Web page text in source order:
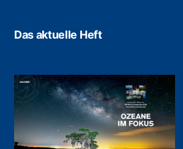
Das aktuelle Heft